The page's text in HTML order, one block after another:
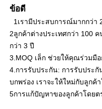
จอแสดงผล LED โปร่ง
จอ LED บินได้
หน้าจอนำโฮโลแกรม
ข้อดี
1เรามีประสบการณ์มากกว่า
2ลูกค้าต่างประเทศกว่า 100
กว่า 3 ปี
3.MOQ เล็ก ช่วยให้คุณร่วมมื
4.การรับประกัน: การรับประ
บกพร่อง เราจะให้ใหม่กับลูกค้
5การแก้ปัญหาของลูกค้าโดยต